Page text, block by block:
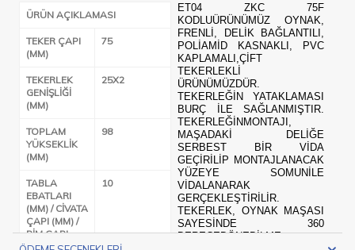
ÜRÜN AÇIKLAMASI
TEKER ÇAPI
(MM)
75
TEKERLEK
GENIŞLIĞI
(MM)
25X2
TOPLAM
YÜKSEKLIK
(MM)
98
TABLA
EBATLARI
(MM) / CIVATA
ÇAPI (MM) /
PIM ÇAPI
(MM) / DELIK
10
ET04 ZKC 75F
KODLUÜRÜNÜMÜZ OYNAK,
FRENLI, DELIK BAĞLANTILI,
POLIAMID KASNAKLI, PVC
KAPLAMALI,ÇIFT
TEKERLEKLI
ÜRÜNÜMÜZDÜR.
TEKERLEĞIN YATAKLAMASI
BURÇ ILE SAĞLANMIŞTIR.
TEKERLEĞINMONTAJI,
MAŞADAKI DELIĞE
SERBEST BIR VIDA
GEÇIRILIP MONTAJLANACAK
YÜZEYE SOMUNILE
VIDALANARAK
GERÇEKLEŞTIRILIR.
TEKERLEK, OYNAK MAŞASI
SAYESINDE 360
DERECEDÖNEBILME